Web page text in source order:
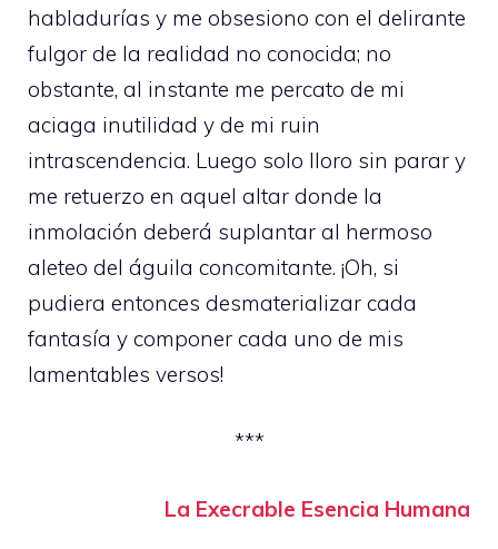
habladurías y me obsesiono con el delirante
fulgor de la realidad no conocida; no
obstante, al instante me percato de mi
aciaga inutilidad y de mi ruin
intrascendencia. Luego solo lloro sin parar y
me retuerzo en aquel altar donde la
inmolación deberá suplantar al hermoso
aleteo del águila concomitante. ¡Oh, si
pudiera entonces desmaterializar cada
fantasía y componer cada uno de mis
lamentables versos!
***
La Execrable Esencia Humana